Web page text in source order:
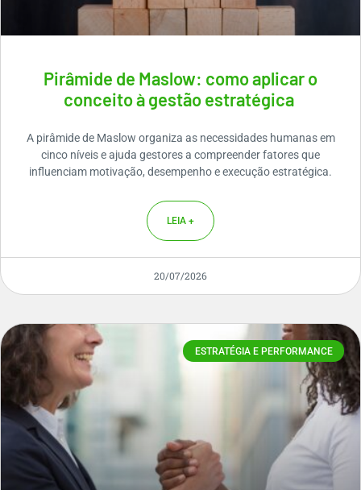
Pirâmide de Maslow: como aplicar o
conceito à gestão estratégica
A pirâmide de Maslow organiza as necessidades humanas em
cinco níveis e ajuda gestores a compreender fatores que
influenciam motivação, desempenho e execução estratégica.
LEIA +
20/07/2026
ESTRATÉGIA E PERFORMANCE